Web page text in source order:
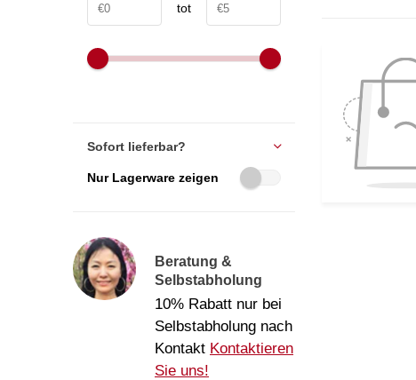
tot
Sofort lieferbar?
Nur Lagerware zeigen
Beratung &
Selbstabholung
10% Rabatt nur bei
Selbstabholung nach
Kontakt Kontaktieren
Sie uns!